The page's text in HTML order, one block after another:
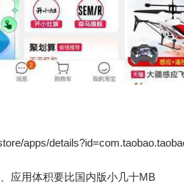
apps/
应用体积要比国内版小几十MB